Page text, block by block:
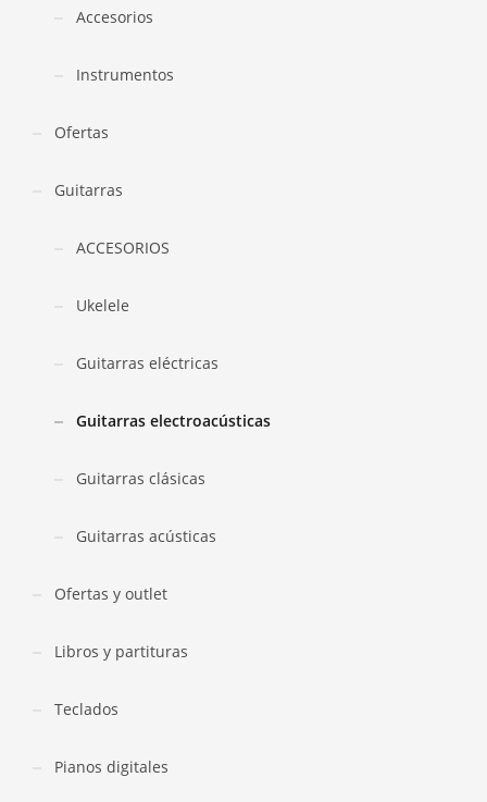
Accesorios
Instrumentos
Ofertas
Guitarras
ACCESORIOS
Ukelele
Guitarras eléctricas
Guitarras electroacústicas
Guitarras clásicas
Guitarras acústicas
Ofertas y outlet
Libros y partituras
Teclados
Pianos digitales